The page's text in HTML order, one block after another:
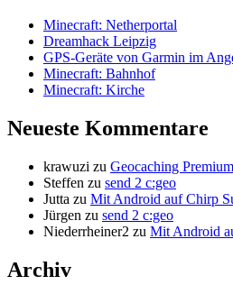
Minecraft: Netherportal
Dreamhack Leipzig
GPS-Geräte von Garmin im
Minecraft: Bahnhof
Minecraft: Kirche
Neueste Kommentare
krawuzi zu Geocaching
Steffen zu send 2 c:geo
Jutta zu Mit Android auf Chirp
Jürgen zu send 2 c:geo
Niederrheiner2 zu Mit Android
Archiv